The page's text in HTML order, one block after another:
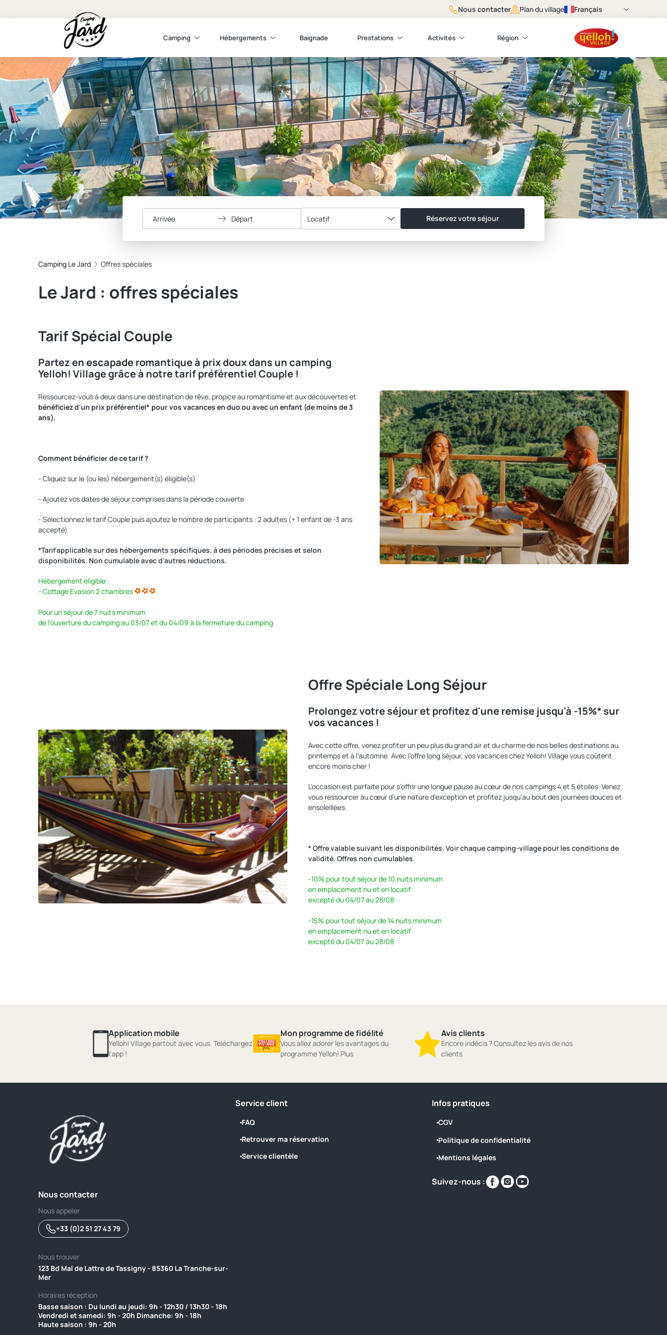
Nous contacter Plan du village Français
Camping Hébergements Baignade Prestations Activités Région
Arrivée Départ Locatif Réservez votre séjour
Camping Le Jard Offres spéciales
Le Jard : offres spéciales
Tarif Spécial Couple
Partez en escapade romantique à prix doux dans un camping
Yelloh! Village grâce à notre tarif préférentiel Couple !
Ressourcez-vous à deux dans une destination de rêve, propice au romantisme et aux découvertes et
bénéficiez d'un prix préférentiel* pour vos vacances en duo ou avec un enfant (de moins de 3
ans).
Comment bénéficier de ce tarif ?
- Cliquez sur le (ou les) hébergement(s) éligible(s)
- Ajoutez vos dates de séjour comprises dans la période couverte
- Sélectionnez le tarif Couple puis ajoutez le nombre de participants : 2 adultes (+ 1 enfant de -3 ans
accepté)
*Tarif applicable sur des hébergements spécifiques, à des périodes précises et selon
disponibilités. Non cumulable avec d'autres réductions.
Hébergement éligible :
- Cottage Evasion 2 chambres
Pour un séjour de 7 nuits minimum
de l'ouverture du camping au 03/07 et du 04/09 à la fermeture du camping
Offre Spéciale Long Séjour
Prolongez votre séjour et profitez d'une remise jusqu'à -15%* sur
vos vacances !
Avec cette offre, venez profiter un peu plus du grand air et du charme de nos belles destinations au
printemps et à l’automne. Avec l’offre long séjour, vos vacances chez Yelloh! Village vous coûtent
encore moins cher !
L'occasion est parfaite pour s'offrir une longue pause au cœur de nos campings 4 et 5 étoiles. Venez
vous ressourcer au cœur d'une nature d'exception et profitez jusqu'au bout des journées douces et
ensoleillées.
* Offre valable suivant les disponibilités. Voir chaque camping-village pour les conditions de
validité. Offres non cumulables.
-10% pour tout séjour de 10 nuits minimum
en emplacement nu et en locatif
excepté du 04/07 au 28/08
-15% pour tout séjour de 14 nuits minimum
en emplacement nu et en locatif
excepté du 04/07 au 28/08
Application mobile
Yelloh! Village partout avec vous. Téléchargez
l'app !
Mon programme de fidélité
Vous allez adorer les avantages du
programme Yelloh! Plus
Avis clients
Encore indécis ? Consultez les avis de nos
clients
Nous contacter
Nous appeler
+33 (0)2 51 27 43 79
Nous trouver
123 Bd Mal de Lattre de Tassigny - 85360 La Tranche-sur-
Mer
Horaires réception
Basse saison : Du lundi au jeudi: 9h - 12h30 / 13h30 - 18h
Vendredi et samedi: 9h - 20h Dimanche: 9h - 18h ‎ ‎ ‎ ‎ ‎ ‎ ‎ ‎ ‎ ‎ ‎ ‎ ‎ ‎ ‎ ‎ ‎ ‎
Haute saison : 9h - 20h
Service client
FAQ
Retrouver ma réservation
Service clientèle
Infos pratiques
CGV
Politique de confidentialité
Mentions légales
Suivez-nous :
Retrouvez-
nous
Retrouvez-
nous